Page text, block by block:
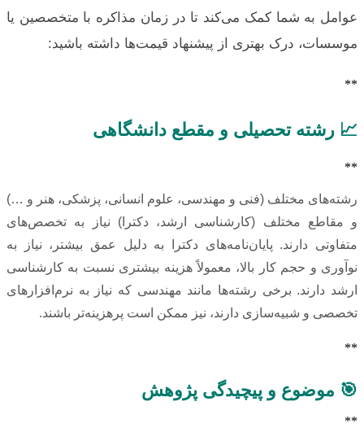
عوامل به شما کمک می‌کند تا در زمان مذاکره با متخصصین یا
موسسات، درک بهتری از پیشنهاد قیمت‌ها داشته باشید:
**
📈 رشته تحصیلی و مقطع دانشگاهی
**
رشته‌های مختلف (فنی و مهندسی، علوم انسانی، پزشکی، هنر و …)
و مقاطع مختلف (کارشناسی ارشد، دکترا) نیاز به تخصص‌های
متفاوتی دارند. پایان‌نامه‌های دکترا به دلیل عمق بیشتر، نیاز به
نوآوری و حجم کار بالا، معمولاً هزینه بیشتری نسبت به کارشناسی
ارشد دارند. برخی رشته‌ها مانند مهندسی که نیاز به نرم‌افزارهای
تخصصی و شبیه‌سازی دارند، نیز ممکن است پرهزینه‌تر باشند.
**
🎯 موضوع و پیچیدگی پژوهش
**